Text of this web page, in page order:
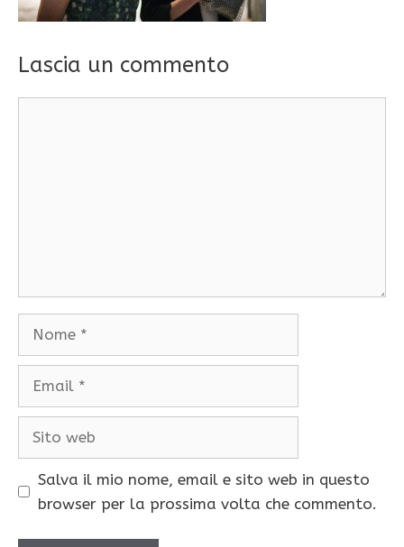
Lascia un commento
Salva il mio nome, email e sito web in questo
browser per la prossima volta che commento.